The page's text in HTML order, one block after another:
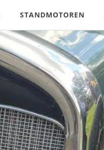
STANDMOTOREN